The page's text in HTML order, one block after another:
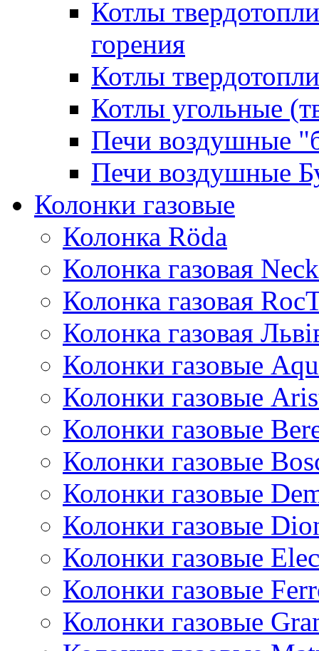
Котлы
горения
Котлы
Котлы угольные
Печи воздушные
Печи воздушные
Колонки газовые
Колонка Rӧda
Колонка газовая
Колонка газовая
Колонка газовая
Колонки газовые
Колонки газовые
Колонки газовые
Колонки газовые
Колонки газовые
Колонки газовые
Колонки газовые
Колонки газовые
Колонки газовые